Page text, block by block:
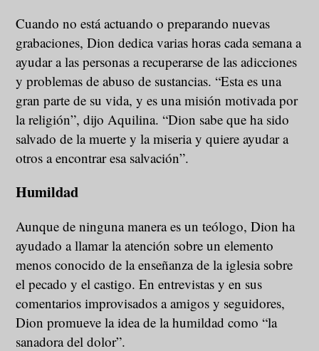
Cuando no está actuando o preparando nuevas
grabaciones, Dion dedica varias horas cada semana a
ayudar a las personas a recuperarse de las adicciones
y problemas de abuso de sustancias. “Esta es una
gran parte de su vida, y es una misión motivada por
la religión”, dijo Aquilina. “Dion sabe que ha sido
salvado de la muerte y la miseria y quiere ayudar a
otros a encontrar esa salvación”.
Humildad
Aunque de ninguna manera es un teólogo, Dion ha
ayudado a llamar la atención sobre un elemento
menos conocido de la enseñanza de la iglesia sobre
el pecado y el castigo. En entrevistas y en sus
comentarios improvisados a amigos y seguidores,
Dion promueve la idea de la humildad como “la
sanadora del dolor”.